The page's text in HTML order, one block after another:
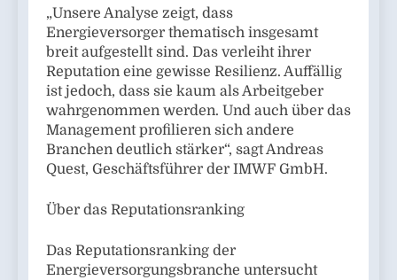
„Unsere Analyse zeigt, dass
Energieversorger thematisch insgesamt
breit aufgestellt sind. Das verleiht ihrer
Reputation eine gewisse Resilienz. Auffällig
ist jedoch, dass sie kaum als Arbeitgeber
wahrgenommen werden. Und auch über das
Management profilieren sich andere
Branchen deutlich stärker“, sagt Andreas
Quest, Geschäftsführer der IMWF GmbH.
Über das Reputationsranking
Das Reputationsranking der
Energieversorgungsbranche untersucht